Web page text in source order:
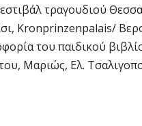
τραγουδιού
Kronprinzenpalais/
του παιδικού
Μαριώς, Ελ.